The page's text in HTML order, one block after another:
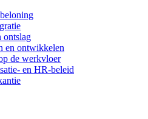
ontslag
en ontwikkelen
de werkvloer
en HR-beleid